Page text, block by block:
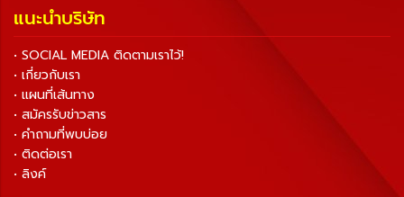
แนะนำบริษัท
• SOCIAL MEDIA ติดตามเราไว้!
• เกี่ยวกับเรา
• แผนที่เส้นทาง
• สมัครรับข่าวสาร
• คำถามที่พบบ่อย
• ติดต่อเรา
• ลิงค์